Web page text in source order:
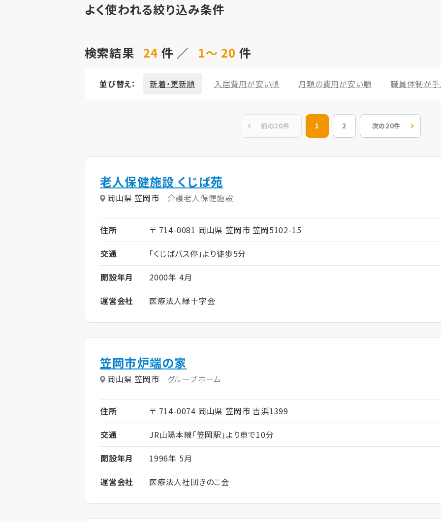
よく使われる絞り込み条件
検索結果 24 件 ／ 1～ 20 件
並び替え： 新着・更新順 入居費用が安い順 月額の費用が安い順 職員体制が
前の20件 1 2 次の20件
老人保健施設 くじば苑
岡山県 笠岡市 介護老人保健施設
住所
〒 714-0081 岡山県 笠岡市 笠岡5102-15
交通
「くじばバス停」より徒歩5分
開設年月
2000年 4月
運営会社
医療法人緑十字会
笠岡市炉端の家
岡山県 笠岡市 グループホーム
住所
〒 714-0074 岡山県 笠岡市 吉浜1399
交通
JR山陽本線「笠岡駅」より車で10分
開設年月
1996年 5月
運営会社
医療法人社団きのこ会